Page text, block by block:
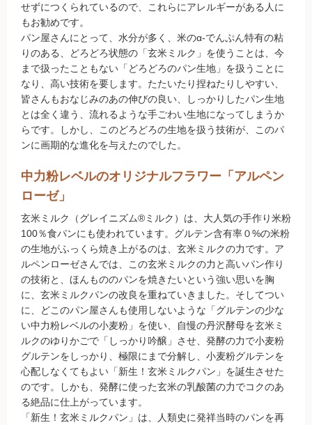
ご利用ガイド
お買い物について
取扱いアイテム数について
カートについて
お届け日について
返品・キャンセルについて
お支払い方法について
賞味期限について
よくあるご質問
オルター品もの
取扱店のご紹介
新規募集中！
フランチャイズビジネス
せずにつくられているので、これらにアレルギーがある人に
もお勧めです。
パン屋さんにとって、水分が多く、米のα-でんぷん特有の粘
りのある、どろどろ状態の「玄米ミルク」を使うことは、今
まで扱ったこともない「どろどろのパン生地」を扱うことに
なり、高い技術を要します。たたいたり捏ねたりしやすい、
皆さんもおなじみのあの伸びの良い、しっかりしたパン生地
とは全く違う、流れるような手ごわい生地になってしまうか
らです。しかし、このどろどろの生地を扱う技術が、このパ
ンに画期的な進化を与えたのでした。
中力粉レベルのオリジナルフラワー「アルペン
ローゼ」
玄米ミルク（グレイニズム®ミルク）は、大人気の手作り米粉
100％食パンにも使われています。グルテン含有率０%の米粉
の生地がふっくら焼き上がるのは、玄米ミルクの力です。ア
ルペンローゼさんでは、この玄米ミルクの力と高いパン作り
の技術と、ほんもののパンを焼きたいという強い思いを胸
に、玄米ミルクパンの改良を重ねていきました。そしてつい
に、どこのパン屋さんも使用しないような「グルテンの少な
い中力粉レベルの小麦粉」を使い、自慢の丹沢酵母を玄米ミ
ルクのゆりかごで「しっかり吟醸」させ、発酵の力で小麦粉
グルテンをしっかり、極限にまで分解し、小麦粉グルテンを
心配しなくてもよい「新生！玄米ミルクパン」を誕生させた
のです。しかも、発酵に使った玄米の乳酸菌の力でコクのあ
る絶品に仕上がっています。
「新生！玄米ミルクパン」は、人類史に発祥当時のパンを再